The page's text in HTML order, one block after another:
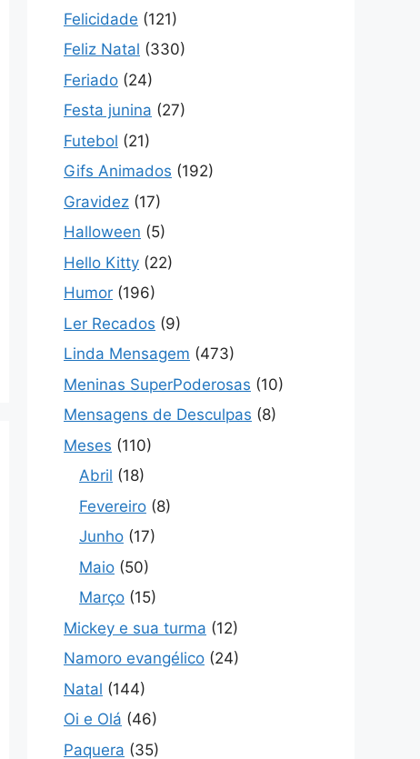
Felicidade (121)
Feliz Natal (330)
Feriado (24)
Festa junina (27)
Futebol (21)
Gifs Animados (192)
Gravidez (17)
Halloween (5)
Hello Kitty (22)
Humor (196)
Ler Recados (9)
Linda Mensagem (473)
Meninas SuperPoderosas (10)
Mensagens de Desculpas (8)
Meses (110)
Abril (18)
Fevereiro (8)
Junho (17)
Maio (50)
Março (15)
Mickey e sua turma (12)
Namoro evangélico (24)
Natal (144)
Oi e Olá (46)
Paquera (35)